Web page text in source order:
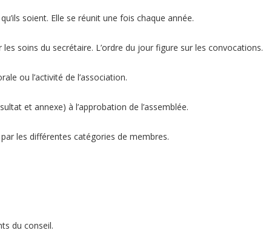
soient. Elle se réunit une fois chaque année.
soins du secrétaire. L’ordre du jour figure sur les convocations.
ou l’activité de l’association.
et annexe) à l’approbation de l’assemblée.
les différentes catégories de membres.
du conseil.